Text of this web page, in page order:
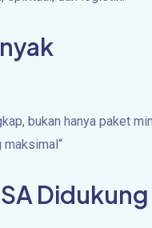
bukan hanya paket
maksimal“